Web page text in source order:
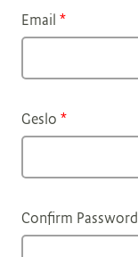
Email *
Geslo *
Confirm Password